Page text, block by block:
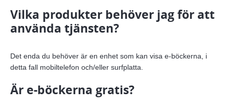
Vilka produkter behöver jag för att
använda tjänsten?
Det enda du behöver är en enhet som kan visa e-böckerna, i
detta fall mobiltelefon och/eller surfplatta.
Är e-böckerna gratis?